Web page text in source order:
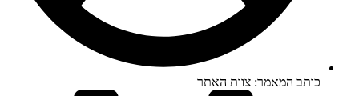
כותב המאמר: צוות האתר